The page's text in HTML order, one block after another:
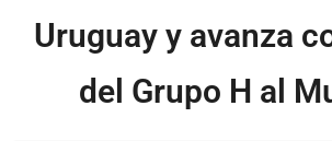
Uruguay y avanza
del Grupo H al